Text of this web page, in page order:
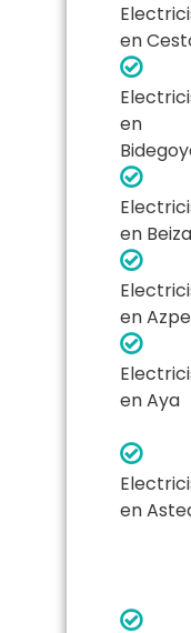
en
en
en
en
en Aya
en